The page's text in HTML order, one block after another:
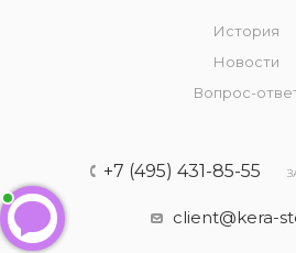
История
Новости
Вопрос-
+7 (495) 431-85-55
client@kera-